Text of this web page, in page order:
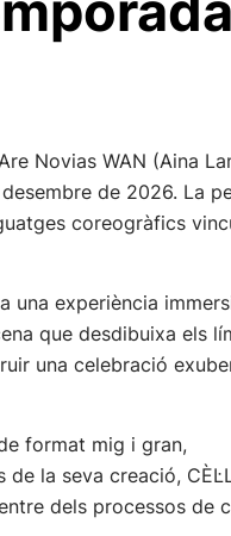
Novias WAN (Aina
de 2026. La
coreogràfics
una experiència
que desdibuixa els
una celebració
format mig i gran,
la seva creació,
dels processos de